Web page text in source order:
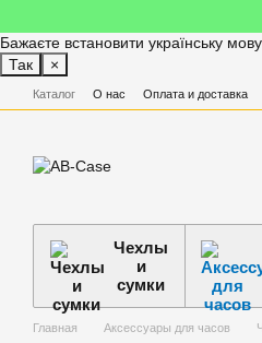
Бажаєте встановити українську
Так
×
Каталог О нас Оплата и доставка
Чехлы
и
сумки
Главная Аксессуары для часов